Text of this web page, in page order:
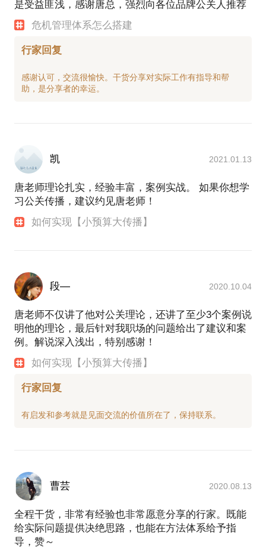
是受益匪浅，感谢唐总，强烈向各位品牌公关人推荐
危机管理体系怎么搭建
行家回复
感谢认可，交流很愉快。干货分享对实际工作有指导和帮
凯 2021.01.13
唐老师理论扎实，经验丰富，案例实战。 如果你想学
习公关传播，建议约见唐老师！
如何实现【小预算大传播】
段— 2020.10.04
唐老师不仅讲了他对公关理论，还讲了至少3个案例说
明他的理论，最后针对我职场的问题给出了建议和案
例。解说深入浅出，特别感谢！
如何实现【小预算大传播】
行家回复
曹芸 2020.08.13
全程干货，非常有经验也非常愿意分享的行家。既能
给实际问题提供决绝思路，也能在方法体系给予指
导，赞～